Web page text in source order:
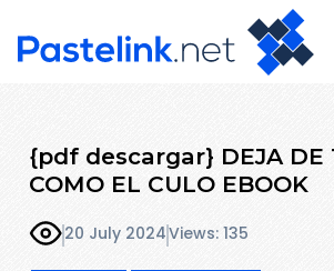
{pdf descargar} DEJA DE
COMO EL CULO EBOOK
20 July 2024Views: 135